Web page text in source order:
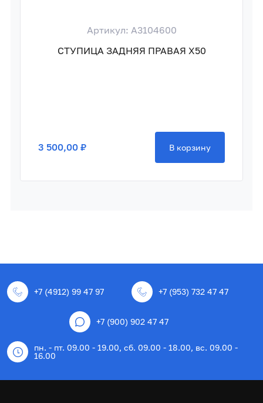
Артикул: A3104600
СТУПИЦА ЗАДНЯЯ ПРАВАЯ X50
3 500,00 ₽ В корзину
+7 (4912) 99 47 97 +7 (953) 732 47 47
+7 (900) 902 47 47
пн. - пт. 09.00 - 19.00, сб. 09.00 - 18.00, вс. 09.00 -
16.00